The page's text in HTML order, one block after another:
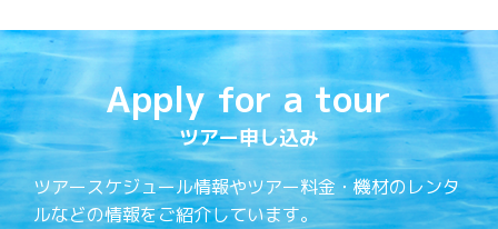
Apply for a tour
ツアー申し込み
ツアースケジュール情報やツアー料金・機材のレンタ
ルなどの情報をご紹介しています。